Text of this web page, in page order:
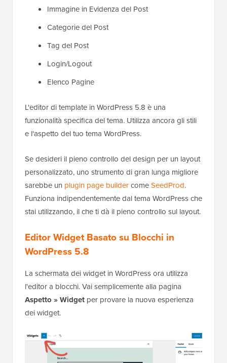
Immagine in Evidenza del Post
Categorie del Post
Tag del Post
Login/Logout
Elenco Pagine
L'editor di template in WordPress 5.8 è una
funzionalità specifica del tema. Utilizza ancora gli stili
e l'aspetto del tuo tema WordPress.
Se desideri il pieno controllo del design per un layout
personalizzato, uno strumento di gran lunga migliore
sarebbe un plugin page buildercomeSeedProd.
Funziona indipendentemente dal tema WordPress che
stai utilizzando, il che ti dà il pieno controllo sul layout.
Editor Widget Basato su Blocchi in
WordPress 5.8
La schermata dei widget in WordPress ora utilizza
l'editor a blocchi. Vai semplicemente alla pagina
Aspetto » Widget per provare la nuova esperienza
dei widget.